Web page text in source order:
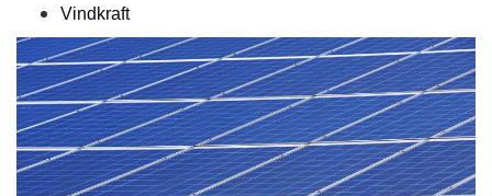
Vindkraft